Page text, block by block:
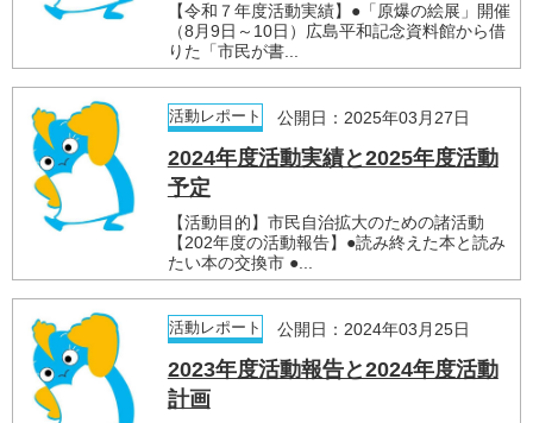
【令和７年度活動実績】●「原爆の絵展」開催
（8月9日～10日）広島平和記念資料館から借
りた「市民が書...
活動レポート 公開日：2025年03月27日
2024年度活動実績と2025年度活動
予定
【活動目的】市民自治拡大のための諸活動
【202年度の活動報告】●読み終えた本と読み
たい本の交換市 ●...
活動レポート 公開日：2024年03月25日
2023年度活動報告と2024年度活動
計画